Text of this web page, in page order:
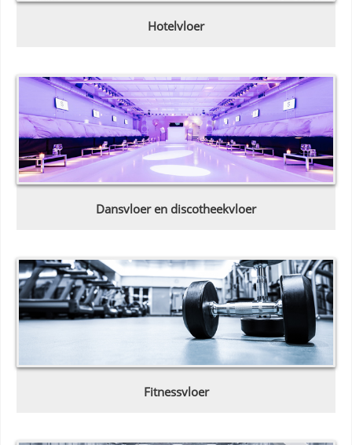
Hotelvloer
Dansvloer en discotheekvloer
Fitnessvloer